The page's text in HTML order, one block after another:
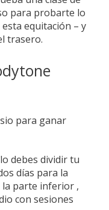
para probarte lo
equitación – y
trasero.
para ganar
debes dividir tu
días para la
la parte inferior ,
con sesiones